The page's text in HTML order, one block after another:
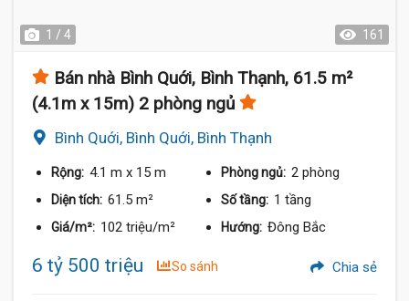
1 / 4 161
Bán nhà Bình Quới, Bình Thạnh, 61.5 m²
(4.1m x 15m) 2 phòng ngủ
Bình Quới, Bình Quới, Bình Thạnh
Rộng: 4.1 m x 15 m Phòng ngủ: 2 phòng
Diện tích: 61.5 m² Số tầng: 1 tầng
Giá/m²: 102 triệu/m² Hướng: Đông Bắc
6 tỷ 500 triệu So sánh Chia sẻ